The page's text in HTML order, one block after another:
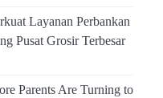
Layanan Perbankan
Pusat Grosir Terbesar
Parents Are Turning to